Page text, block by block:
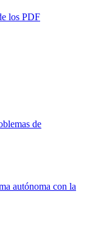
los PDF
de
autónoma con la